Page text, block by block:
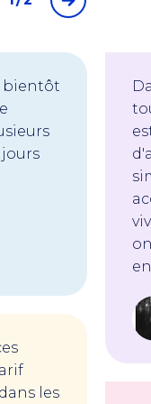
bientôt
les